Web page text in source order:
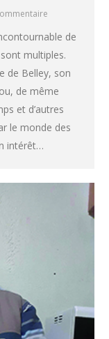
de
multiples.
de Belley, son
de même
et d’autres
le monde des
intérêt…